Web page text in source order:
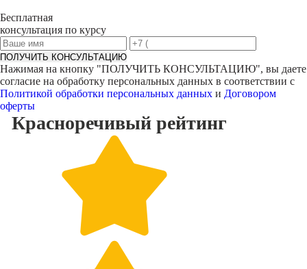
Бесплатная
консультация по курсу
ПОЛУЧИТЬ КОНСУЛЬТАЦИЮ
Нажимая на кнопку "ПОЛУЧИТЬ КОНСУЛЬТАЦИЮ", вы даете
согласие на обработку персональных данных в соответствии с
Политикой обработки персональных данных и Договором
оферты
Красноречивый рейтинг